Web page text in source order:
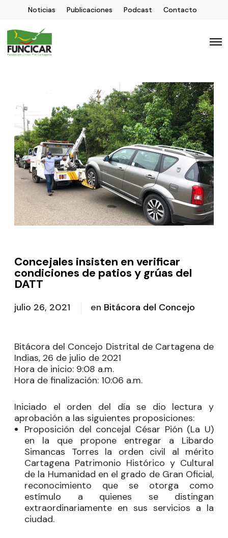
Noticias Publicaciones Podcast Contacto
Concejales insisten en verificar
condiciones de patios y grúas del
DATT
julio 26, 2021 en Bitácora del Concejo
Bitácora del Concejo Distrital de Cartagena de
Indias, 26 de julio de 2021
Hora de inicio: 9:08 a.m.
Hora de finalización: 10:06 a.m.
Iniciado el orden del día se dio lectura y
aprobación a las siguientes proposiciones:
Proposición del concejal César Pión (La U)
en la que propone entregar a Libardo
Simancas Torres la orden civil al mérito
Cartagena Patrimonio Histórico y Cultural
de la Humanidad en el grado de Gran Oficial,
reconocimiento que se otorga como
estímulo a quienes se distingan
extraordinariamente en sus servicios a la
ciudad.